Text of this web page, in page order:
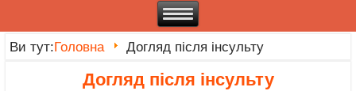
Ви тут:Головна Догляд після інсульту
Догляд після інсульту